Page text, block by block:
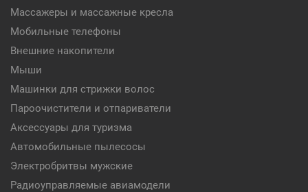
Массажеры и массажные кресла
Мобильные телефоны
Внешние накопители
Мыши
Машинки для стрижки волос
Пароочистители и отпариватели
Аксессуары для туризма
Автомобильные пылесосы
Электробритвы мужские
Радиоуправляемые авиамодели